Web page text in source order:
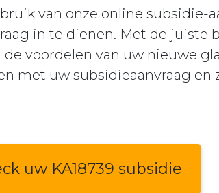
van onze online subsidie-
in te dienen. Met de juiste
voordelen van uw nieuwe
met uw subsidieaanvraag en
uw KA18739 subsidie